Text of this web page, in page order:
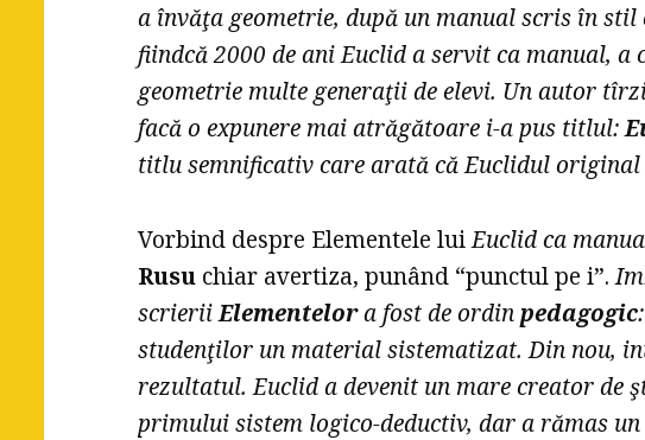
a învăţa geometrie, după un manual scris în stil
fiindcă 2000 de ani Euclid a servit ca manual,
geometrie multe generaţii de elevi. Un autor
facă o expunere mai atrăgătoare i-a pus titlul:
titlu semnificativ care arată că Euclidul
Vorbind despre Elementele luiEuclid ca
Rusu chiar avertiza, punând “punctul pe i”.
scrieriiElementelora fost de ordinpedagogic
studenţilor un material sistematizat. Din nou,
rezultatul. Euclid a devenit un mare creator de
primului sistem logico-deductiv, dar a rămas un